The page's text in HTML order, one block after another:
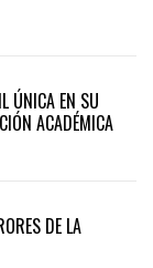
ÚNICA EN SU
ACADÉMICA
DE LA